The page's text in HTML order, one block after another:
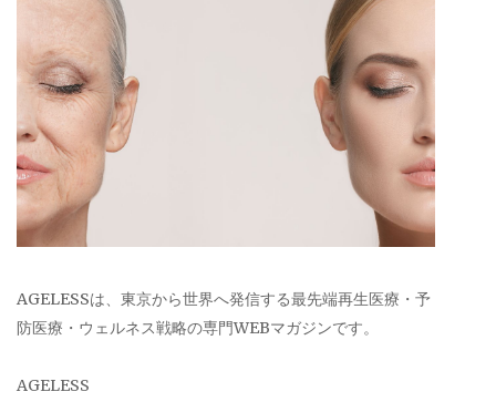
AGELESSは、東京から世界へ発信する最先端再生医療・予
防医療・ウェルネス戦略の専門WEBマガジンです。
AGELESS